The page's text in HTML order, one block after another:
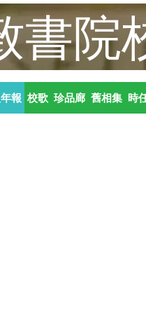
書院
報 校歌 珍品廊 舊相集 時